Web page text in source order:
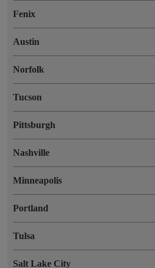
Fenix
Austin
Norfolk
Tucson
Pittsburgh
Nashville
Minneapolis
Portland
Tulsa
Salt Lake City